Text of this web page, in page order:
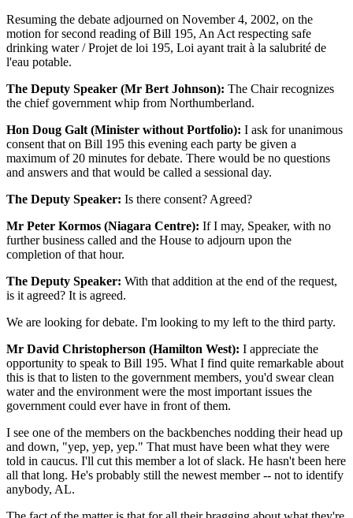
Resuming the debate adjourned on November 4, 2002, on the
motion for second reading of Bill 195, An Act respecting safe
drinking water / Projet de loi 195, Loi ayant trait à la salubrité de
l'eau potable.
The Deputy Speaker (Mr Bert Johnson): The Chair recognizes
the chief government whip from Northumberland.
Hon Doug Galt (Minister without Portfolio): I ask for unanimous
consent that on Bill 195 this evening each party be given a
maximum of 20 minutes for debate. There would be no questions
and answers and that would be called a sessional day.
The Deputy Speaker: Is there consent? Agreed?
Mr Peter Kormos (Niagara Centre): If I may, Speaker, with no
further business called and the House to adjourn upon the
completion of that hour.
The Deputy Speaker: With that addition at the end of the request,
is it agreed? It is agreed.
We are looking for debate. I'm looking to my left to the third party.
Mr David Christopherson (Hamilton West): I appreciate the
opportunity to speak to Bill 195. What I find quite remarkable about
this is that to listen to the government members, you'd swear clean
water and the environment were the most important issues the
government could ever have in front of them.
I see one of the members on the backbenches nodding their head up
and down, "yep, yep, yep." That must have been what they were
told in caucus. I'll cut this member a lot of slack. He hasn't been here
all that long. He's probably still the newest member -- not to identify
anybody, AL.